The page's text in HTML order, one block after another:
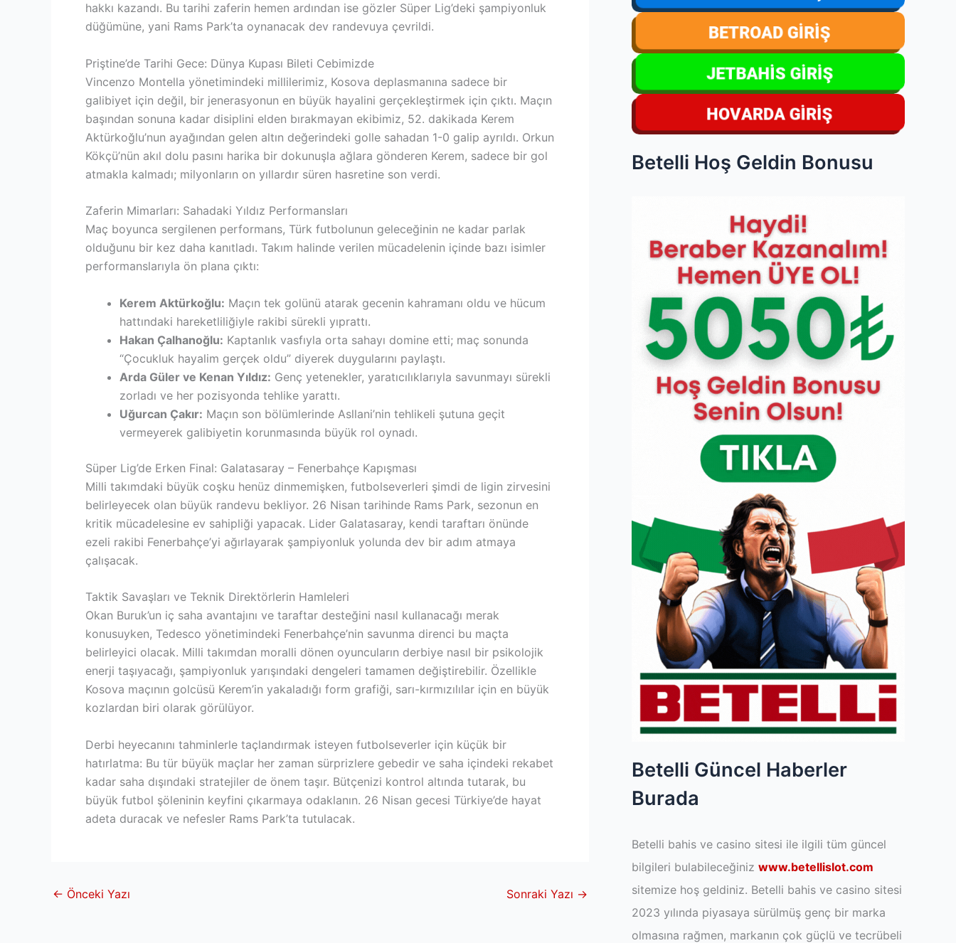
hakkı kazandı. Bu tarihi zaferin hemen ardından ise gözler Süper Lig’deki şampiyonluk
düğümüne, yani Rams Park’ta oynanacak dev randevuya çevrildi.
Priştine’de Tarihi Gece: Dünya Kupası Bileti Cebimizde
Vincenzo Montella yönetimindeki millilerimiz, Kosova deplasmanına sadece bir
galibiyet için değil, bir jenerasyonun en büyük hayalini gerçekleştirmek için çıktı. Maçın
başından sonuna kadar disiplini elden bırakmayan ekibimiz, 52. dakikada Kerem
Aktürkoğlu’nun ayağından gelen altın değerindeki golle sahadan 1-0 galip ayrıldı. Orkun
Kökçü’nün akıl dolu pasını harika bir dokunuşla ağlara gönderen Kerem, sadece bir gol
atmakla kalmadı; milyonların on yıllardır süren hasretine son verdi.
Zaferin Mimarları: Sahadaki Yıldız Performansları
Maç boyunca sergilenen performans, Türk futbolunun geleceğinin ne kadar parlak
olduğunu bir kez daha kanıtladı. Takım halinde verilen mücadelenin içinde bazı isimler
performanslarıyla ön plana çıktı:
Kerem Aktürkoğlu: Maçın tek golünü atarak gecenin kahramanı oldu ve hücum
hattındaki hareketliliğiyle rakibi sürekli yıprattı.
Hakan Çalhanoğlu: Kaptanlık vasfıyla orta sahayı domine etti; maç sonunda
“Çocukluk hayalim gerçek oldu” diyerek duygularını paylaştı.
Arda Güler ve Kenan Yıldız: Genç yetenekler, yaratıcılıklarıyla savunmayı sürekli
zorladı ve her pozisyonda tehlike yarattı.
Uğurcan Çakır: Maçın son bölümlerinde Asllani’nin tehlikeli şutuna geçit
vermeyerek galibiyetin korunmasında büyük rol oynadı.
Süper Lig’de Erken Final: Galatasaray – Fenerbahçe Kapışması
Milli takımdaki büyük coşku henüz dinmemişken, futbolseverleri şimdi de ligin zirvesini
belirleyecek olan büyük randevu bekliyor. 26 Nisan tarihinde Rams Park, sezonun en
kritik mücadelesine ev sahipliği yapacak. Lider Galatasaray, kendi taraftarı önünde
ezeli rakibi Fenerbahçe’yi ağırlayarak şampiyonluk yolunda dev bir adım atmaya
çalışacak.
Taktik Savaşları ve Teknik Direktörlerin Hamleleri
Okan Buruk’un iç saha avantajını ve taraftar desteğini nasıl kullanacağı merak
konusuyken, Tedesco yönetimindeki Fenerbahçe’nin savunma direnci bu maçta
belirleyici olacak. Milli takımdan moralli dönen oyuncuların derbiye nasıl bir psikolojik
enerji taşıyacağı, şampiyonluk yarışındaki dengeleri tamamen değiştirebilir. Özellikle
Kosova maçının golcüsü Kerem’in yakaladığı form grafiği, sarı-kırmızılılar için en büyük
kozlardan biri olarak görülüyor.
Derbi heyecanını tahminlerle taçlandırmak isteyen futbolseverler için küçük bir
hatırlatma: Bu tür büyük maçlar her zaman sürprizlere gebedir ve saha içindeki rekabet
kadar saha dışındaki stratejiler de önem taşır. Bütçenizi kontrol altında tutarak, bu
büyük futbol şöleninin keyfini çıkarmaya odaklanın. 26 Nisan gecesi Türkiye’de hayat
adeta duracak ve nefesler Rams Park’ta tutulacak.
← Önceki Yazı Sonraki Yazı →
Betelli Hoş Geldin Bonusu
Betelli Güncel Haberler
Burada
Betelli bahis ve casino sitesi ile ilgili tüm güncel
bilgileri bulabileceğiniz www.betellislot.com
sitemize hoş geldiniz. Betelli bahis ve casino sitesi
2023 yılında piyasaya sürülmüş genç bir marka
olmasına rağmen, markanın çok güçlü ve tecrübeli